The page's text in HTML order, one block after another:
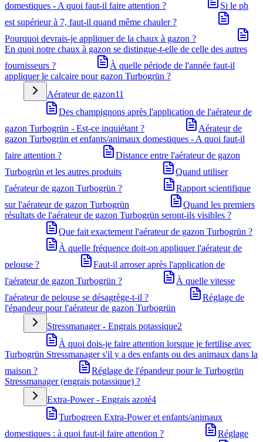
domestiques - A quoi faut-il faire attention ?
Si le ph
est supérieur à 7, faut-il quand même chauler ?
Pourquoi devrais-je appliquer de la chaux à gazon ?
En quoi notre chaux à gazon se distingue-t-elle de celle des autres
fournisseurs ?
À quelle période de l'année faut-il
appliquer le calcaire pour gazon Turbogrün ?
Aérateur de gazon11
Des champignons après l'application de l'aérateur de
gazon Turbogrün - Est-ce inquiétant ?
Aérateur de
gazon Turbogrün et enfants/animaux domestiques - A quoi faut-il
faire attention ?
Distance entre l'aérateur de gazon
Turbogrün et les autres produits
Quand utiliser
l'aérateur de gazon Turbogrün ?
Rapport scientifique
sur l'aérateur de gazon Turbogrün
Quand les premiers
résultats de l'aérateur de gazon Turbogrün seront-ils visibles ?
Que fait exactement l'aérateur de gazon Turbogrün ?
À quelle fréquence doit-on appliquer l'aérateur de
pelouse ?
Faut-il arroser après l'application de
l'aérateur de gazon Turbogrün ?
À quelle vitesse
l'aérateur de pelouse se désagrège-t-il ?
Réglage de
l'épandeur pour l'aérateur de gazon Turbogrün
Stressmanager - Engrais potassique2
À quoi dois-je faire attention lorsque je fertilise avec
Turbogrün Stressmanager s'il y a des enfants ou des animaux dans la
maison ?
Réglage de l'épandeur pour le Turbogrün
Stressmanager (engrais potassique) ?
Extra-Power - Engrais azoté4
Turbogreen Extra-Power et enfants/animaux
domestiques : à quoi faut-il faire attention ?
Réglage